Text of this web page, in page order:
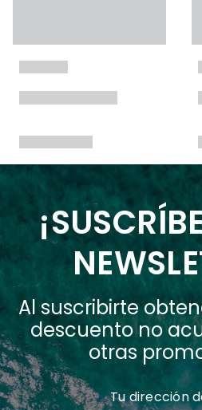
Al suscribirte
descuento no
otras